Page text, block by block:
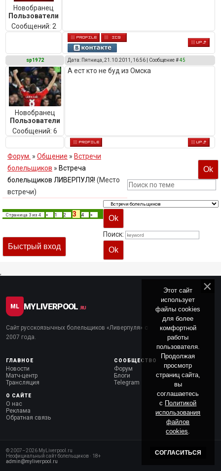
Новобранец
Пользователи
Сообщений: 2
sp1972 Дата: Пятница, 21.10.2011, 16:56 | Сообщение #45
Новобранец
Пользователи
Сообщений:6
А ест кто не буд из Омска
Форум. » Общение » Встречи
болельщиков » Встреча
болельщиков ЛИВЕРПУЛЯ! (Место
встречи)
Страница 3 из 4 « 1 2 3 4 »
Поиск:
,
ML MYLIVERPOOL .RU
Сайт русскоязычных болельщиков «Ливерпуля» с
2007 года.
ГЛАВНОЕ
Новости
Матч-центр
Трансляция
СООБЩЕСТВО
Форум
Блоги
Telegram
О САЙТЕ
О нас
Реклама
Обратная связь
© 2007–2026 MyLiverpool.ru
Неофициальный сайт болельщиков · 18+
admin@myliverpool.ru
Этот сайт
использует
файлы cookies
для более
комфортной
работы
пользователя.
Продолжая
просмотр
страниц сайта,
вы
соглашаетесь
с Политикой
использования
файлов
cookies
СОГЛАСИТЬСЯ